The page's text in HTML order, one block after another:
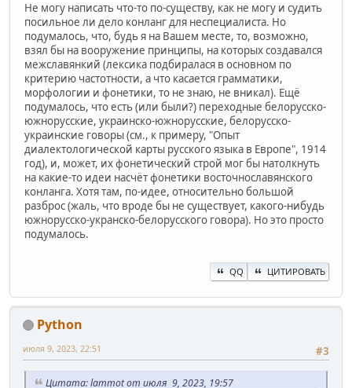
Не могу написать что-то по-существу, как не могу и судить
посильное ли дело конланг для неспециалиста. Но
подумалось, что, будь я на Вашем месте, то, возможно,
взял бы на вооружение принципы, на которых создавался
межславянкий (лексика подбиралася в основном по
критерию частотности, а что касается грамматики,
морфологии и фонетики, то не знаю, не вникал). Ещё
подумалось, что есть (или были?) переходные белорусско-
южнорусские, украинско-южнорусские, белорусско-
украинские говоры (см., к примеру, "Опыт
диалектологической карты русского языка в Европе", 1914
год), и, может, их фонетический строй мог бы натолкнуть
на какие-то идеи насчёт фонетики восточнославянского
конланга. Хотя там, по-идее, относительно большой
разброс (жаль, что вроде бы не существует, какого-нибудь
южнорусско-укранско-белорусского говора). Но это просто
подумалось.
QQ ЦИТИРОВАТЬ
Python
#3
июля 9, 2023, 22:51
Цитата: lammot от июля 9, 2023, 19:57